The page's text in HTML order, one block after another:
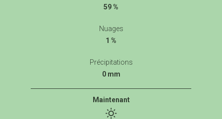
59 %
Nuages
1 %
Précipitations
0 mm
Maintenant